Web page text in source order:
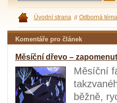
Úvodní strana Odborná
Komentáře pro článek
Měsíční dřevo –
Měsíční
běžně,